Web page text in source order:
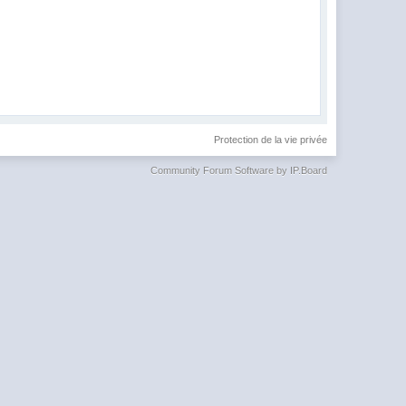
Protection de la vie privée
Community Forum Software by IP.Board